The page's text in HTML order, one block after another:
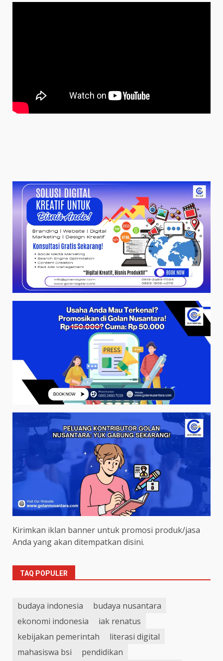
Kirimkan iklan banner untuk promosi produk/jasa
Anda yang akan ditempatkan disini.
TAQ POPULER
budaya indonesia
budaya nusantara
ekonomi indonesia
iak renatus
kebijakan pemerintah
literasi digital
mahasiswa bsi
pendidikan